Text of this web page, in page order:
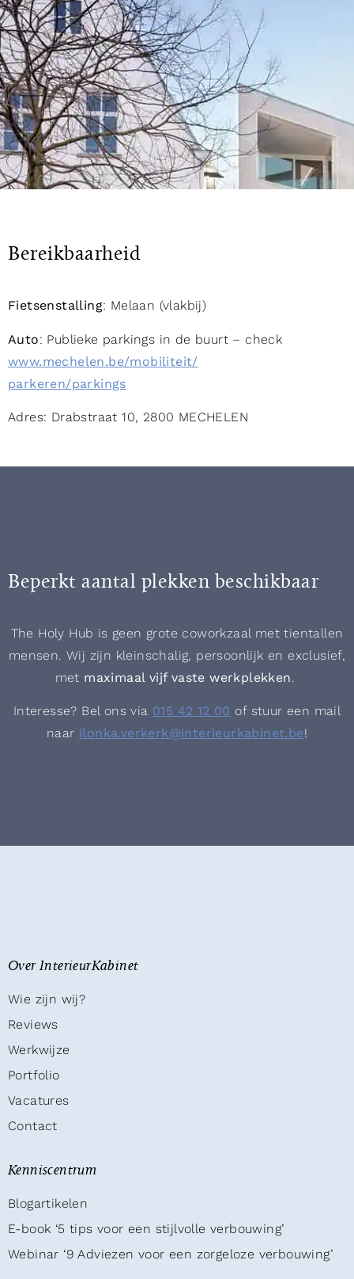
Bereikbaarheid
Fietsenstalling: Melaan (vlakbij)
Auto: Publieke parkings in de buurt – check
www.mechelen.be/mobiliteit/
parkeren/parkings
Adres: Drabstraat 10, 2800 MECHELEN
Beperkt aantal plekken beschikbaar
The Holy Hub is geen grote coworkzaal met tientallen
mensen. Wij zijn kleinschalig, persoonlijk en exclusief,
met maximaal vijf vaste werkplekken.
Interesse? Bel ons via 015 42 12 00 of stuur een mail
naar
eb.tenibakrueiretni
@krekrev.aknoli !
Over InterieurKabinet
Wie zijn wij?
Reviews
Werkwijze
Portfolio
Vacatures
Contact
Kenniscentrum
Blogartikelen
E-book ‘5 tips voor een stijlvolle verbouwing’
Webinar ‘9 Adviezen voor een zorgeloze verbouwing’